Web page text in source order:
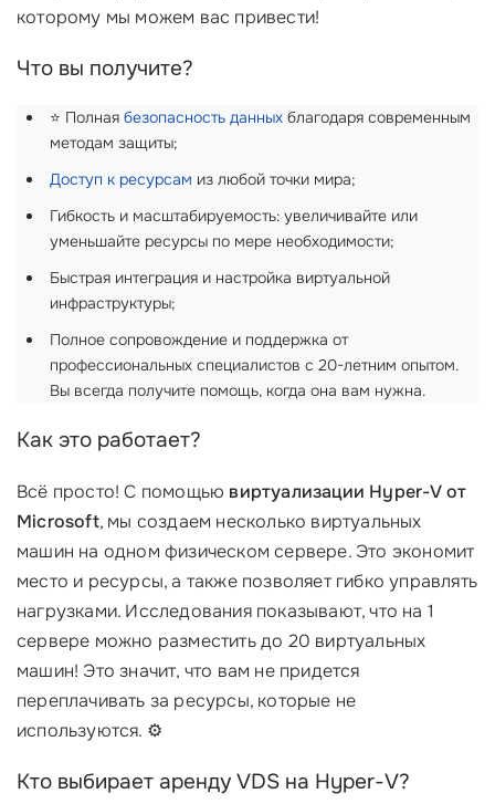
которому мы можем вас привести!
Что вы получите?
⭐️ Полная безопасность данных благодаря современным
методам защиты;
Доступ к ресурсам из любой точки мира;
Гибкость и масштабируемость: увеличивайте или
уменьшайте ресурсы по мере необходимости;
Быстрая интеграция и настройка виртуальной
инфраструктуры;
Полное сопровождение и поддержка от
профессиональных специалистов с 20-летним опытом.
Вы всегда получите помощь, когда она вам нужна.
Как это работает?
Всё просто! С помощью виртуализации Hyper-V от
Microsoft, мы создаем несколько виртуальных
машин на одном физическом сервере. Это экономит
место и ресурсы, а также позволяет гибко управлять
нагрузками. Исследования показывают, что на 1
сервере можно разместить до 20 виртуальных
машин! Это значит, что вам не придется
переплачивать за ресурсы, которые не
используются. ⚙️
Кто выбирает аренду VDS на Hyper-V?